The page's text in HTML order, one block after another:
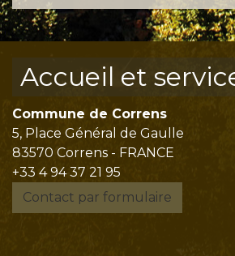
Accueil et
Commune de Correns
5, Place Général de Gaulle
83570 Correns - FRANCE
+33 4 94 37 21 95
Contact par formulaire